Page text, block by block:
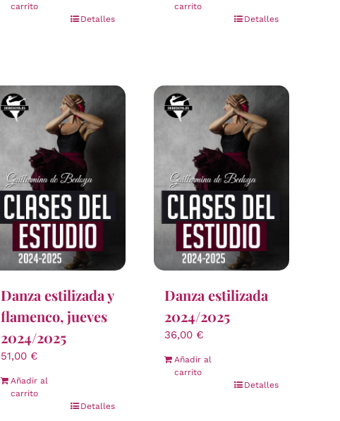
carrito
Detalles
carrito
Detalles
Danza estilizada y
flamenco, jueves
2024/2025
51,00 €
Añadir al
carrito
Detalles
Danza estilizada
2024/2025
36,00 €
Añadir al
carrito
Detalles